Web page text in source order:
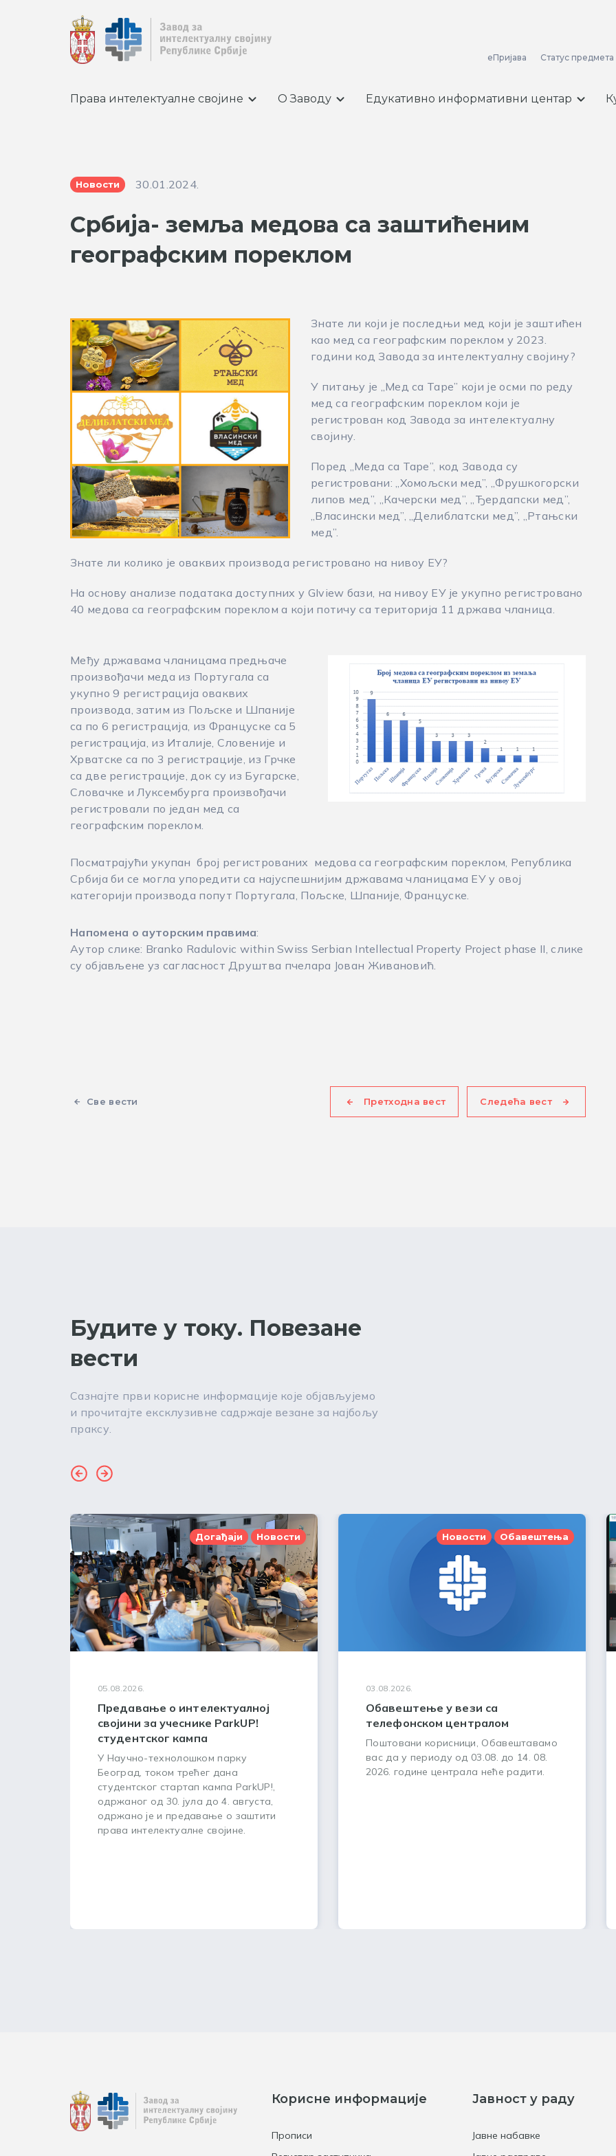
еПријава Статус предмета
Права интелектуалне својине О Заводу Едукативно информативни центар
Новости 30.01.2024.
Србија- земља медова са заштићеним
географским пореклом
Знате ли који је последњи мед који је заштићен
као мед са географским пореклом у 2023.
години код Завода за интелектуалну својину?
У питању је „Мед са Таре” који је осми по реду
мед са географским пореклом који је
регистрован код Завода за интелектуалну
својину.
Поред „Меда са Таре”, код Завода су
регистровани: „Хомољски мед”, „Фрушкогорски
липов мед”, „Качерски мед”, „Ђердапски мед”,
„Власински мед”, „Делиблатски мед”, „Ртањски
мед”.
Знате ли колико је оваквих производа регистровано на нивоу ЕУ?
На основу анализе података доступних у GIview бази, на нивоу ЕУ је укупно регистровано
40 медова са географским пореклом а који потичу са територија 11 држава чланица.
Међу државама чланицама предњаче
произвођачи меда из Португала са
укупно 9 регистрација оваквих
производа, затим из Пољске и Шпаније
са по 6 регистрација, из Француске са 5
регистрација, из Италије, Словеније и
Хрватске са по 3 регистрације, из Грчке
са две регистрације, док су из Бугарске,
Словачке и Луксембурга произвођачи
регистровали по један мед са
географским пореклом.
Посматрајући укупан број регистрованих медова са географским пореклом, Република
Србија би се могла упоредити са најуспешнијим државама чланицама ЕУ у овој
категорији производа попут Португала, Пољске, Шпаније, Француске.
Напомена о ауторским правима:
Аутор слике: Branko Radulovic within Swiss Serbian Intellectual Property Project phase II, слике
су објављене уз сагласност Друштва пчелара Јован Живановић.
Све вести Претходна вест Следећа вест
Будите у току. Повезане
вести
Сазнајте први корисне информације које објављујемо
и прочитајте ексклузивне садржаје везане за најбољу
праксу.
Догађаји Новости
05.08.2026.
Предавање о интелектуалној
својини за учеснике ParkUP!
студентског кампа
У Научно-технолошком парку
Београд, током трећег дана
студентског стартап кампа ParkUP!,
одржаног од 30. јула до 4. августа,
одржано је и предавање о заштити
права интелектуалне својине.
Новости Обавештења
03.08.2026.
Обавештење у вези са
телефонском централом
Поштовани корисници, Обавештавамо
вас да у периоду од 03.08. до 14. 08.
2026. године централа неће радити.
Корисне информације
Прописи
Јавност у раду
Јавне набавке